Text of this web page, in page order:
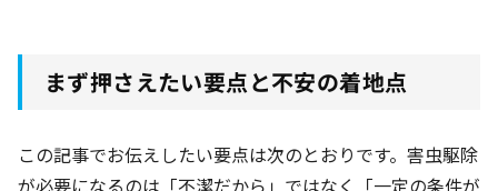
まず押さえたい要点と不安の着地点
この記事でお伝えしたい要点は次のとおりです。害虫駆除
が必要になるのは「不潔だから」ではなく「一定の条件が